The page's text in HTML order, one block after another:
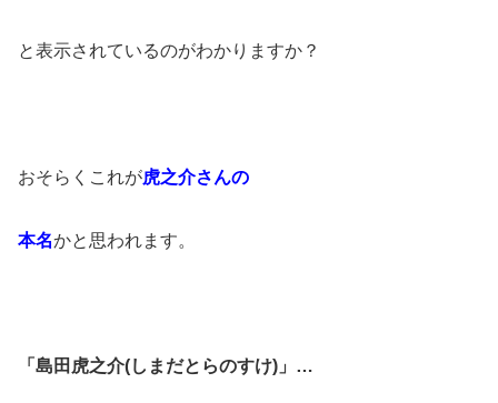
と表示されているのがわかりますか？
おそらくこれが虎之介さんの
本名かと思われます。
「島田虎之介(しまだとらのすけ)」…